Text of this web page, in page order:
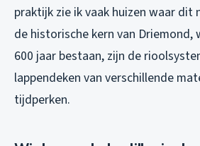
praktijk zie ik vaak huizen waar dit
de historische kern van Driemond,
600 jaar bestaan, zijn de
lappendeken van verschillende
tijdperken.